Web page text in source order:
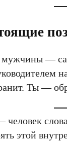
—
Ты —
этой